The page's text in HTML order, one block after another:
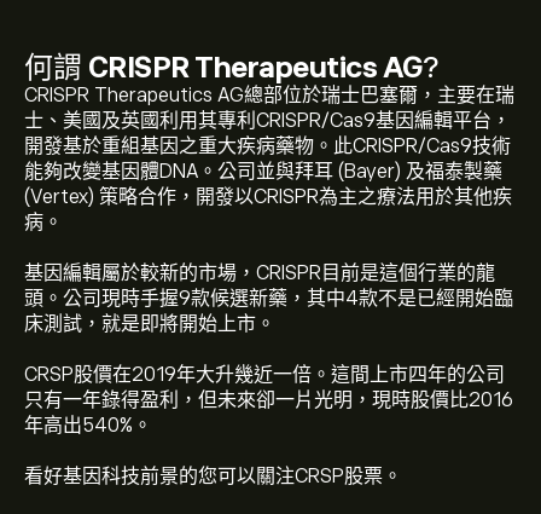
何謂 CRISPR Therapeutics AG?
CRISPR Therapeutics AG總部位於瑞士巴塞爾，主要在瑞
士、美國及英國利用其專利CRISPR/Cas9基因編輯平台，
開發基於重組基因之重大疾病藥物。此CRISPR/Cas9技術
能夠改變基因體DNA。公司並與拜耳 (Bayer) 及福泰製藥
(Vertex) 策略合作，開發以CRISPR為主之療法用於其他疾
病。
基因編輯屬於較新的市場，CRISPR目前是這個行業的龍
頭。公司現時手握9款候選新藥，其中4款不是已經開始臨
床測試，就是即將開始上市。
CRSP股價在2019年大升幾近一倍。這間上市四年的公司
只有一年錄得盈利，但未來卻一片光明，現時股價比2016
年高出540%。
看好基因科技前景的您可以關注CRSP股票。
CRSP 現價為‎$‎53.52。